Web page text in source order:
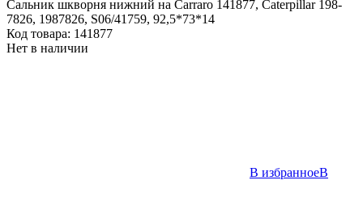
Сальник шкворня нижний на Carraro 141877, Caterpillar 198-
7826, 1987826, S06/41759, 92,5*73*14
Код товара: 141877
Нет в наличии
В избранноеВ